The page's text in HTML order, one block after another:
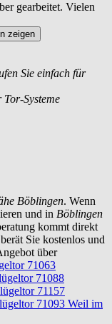
gearbeitet. Vielen
zeigen
Sie einfach für
Systeme
Böblingen. Wenn
und in Böblingen
kommt direkt
Sie kostenlos und
über
71063
71088
71157
71093 Weil im